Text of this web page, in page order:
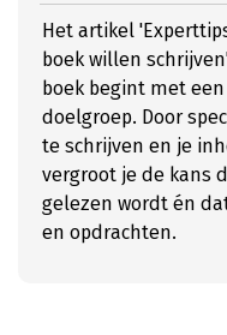
Het artikel
boek willen
boek begint met
doelgroep. Door
te schrijven en je
vergroot je de kans
gelezen wordt én
en opdrachten.